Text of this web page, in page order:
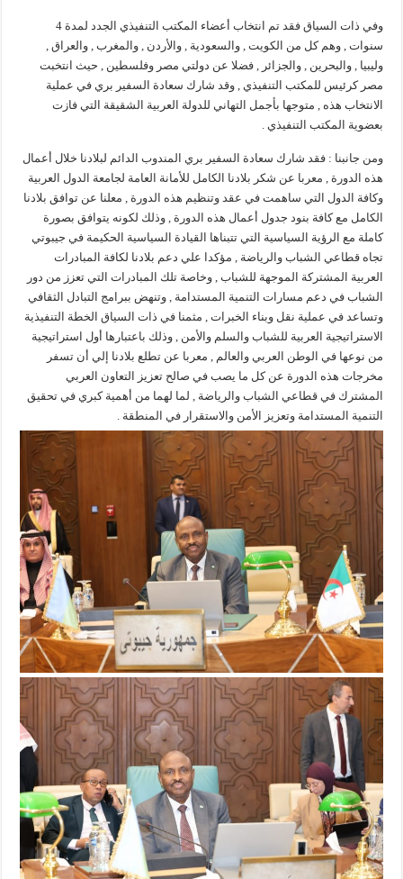
وفي ذات السياق فقد تم انتخاب أعضاء المكتب التنفيذي الجدد لمدة 4
سنوات , وهم كل من الكويت , والسعودية , والأردن , والمغرب , والعراق ,
وليبيا , والبحرين , والجزائر , فضلا عن دولتي مصر وفلسطين , حيث انتخبت
مصر كرئيس للمكتب التنفيذي , وقد شارك سعادة السفير بري في عملية
الانتخاب هذه , متوجها بأجمل التهاني للدولة العربية الشقيقة التي فازت
بعضوية المكتب التنفيذي .
ومن جانبنا : فقد شارك سعادة السفير بري المندوب الدائم لبلادنا خلال أعمال
هذه الدورة , معربا عن شكر بلادنا الكامل للأمانة العامة لجامعة الدول العربية
وكافة الدول التي ساهمت في عقد وتنظيم هذه الدورة , معلنا عن توافق بلادنا
الكامل مع كافة بنود جدول أعمال هذه الدورة , وذلك لكونه يتوافق بصورة
كاملة مع الرؤية السياسية التي تتبناها القيادة السياسية الحكيمة في جيبوتي
تجاه قطاعي الشباب والرياضة , مؤكدا علي دعم بلادنا لكافة المبادرات
العربية المشتركة الموجهة للشباب , وخاصة تلك المبادرات التي تعزز من دور
الشباب في دعم مسارات التنمية المستدامة , وتنهض ببرامج التبادل الثقافي
وتساعد في عملية نقل وبناء الخبرات , مثمنا في ذات السياق الخطة التنفيذية
الاستراتيجية العربية للشباب والسلم والأمن , وذلك باعتبارها أول استراتيجية
من نوعها في الوطن العربي والعالم , معربا عن تطلع بلادنا إلي أن تسفر
مخرجات هذه الدورة عن كل ما يصب في صالح تعزيز التعاون العربي
المشترك في قطاعي الشباب والرياضة , لما لهما من أهمية كبري في تحقيق
التنمية المستدامة وتعزيز الأمن والاستقرار في المنطقة .